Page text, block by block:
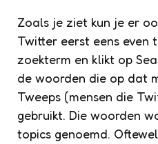
Zoals je ziet kun je er
Twitter eerst eens even
zoekterm en klikt op
de woorden die op dat
Tweeps (mensen die
gebruikt. Die woorden
topics genoemd.